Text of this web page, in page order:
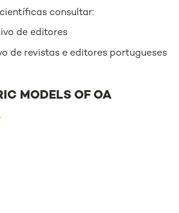
consultar:
de editores
de revistas e editores portugueses
MODELS OF OA